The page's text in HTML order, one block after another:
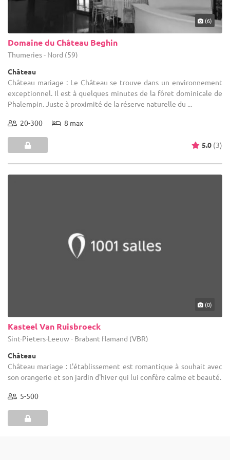
(6)
Domaine du Château Beghin
Thumeries - Nord (59)
Château
Château mariage : Le Château se trouve dans un environnement
exceptionnel. Il est à quelques minutes de la fôret dominicale de
Phalempin. Juste à proximité de la réserve naturelle du ...
20-300 8 max
5.0 (3)
(0)
Kasteel Van Ruisbroeck
Sint-Pieters-Leeuw - Brabant flamand (VBR)
Château
Château mariage : L'établissement est romantique à souhait avec
son orangerie et son jardin d'hiver qui lui confère calme et beauté.
5-500